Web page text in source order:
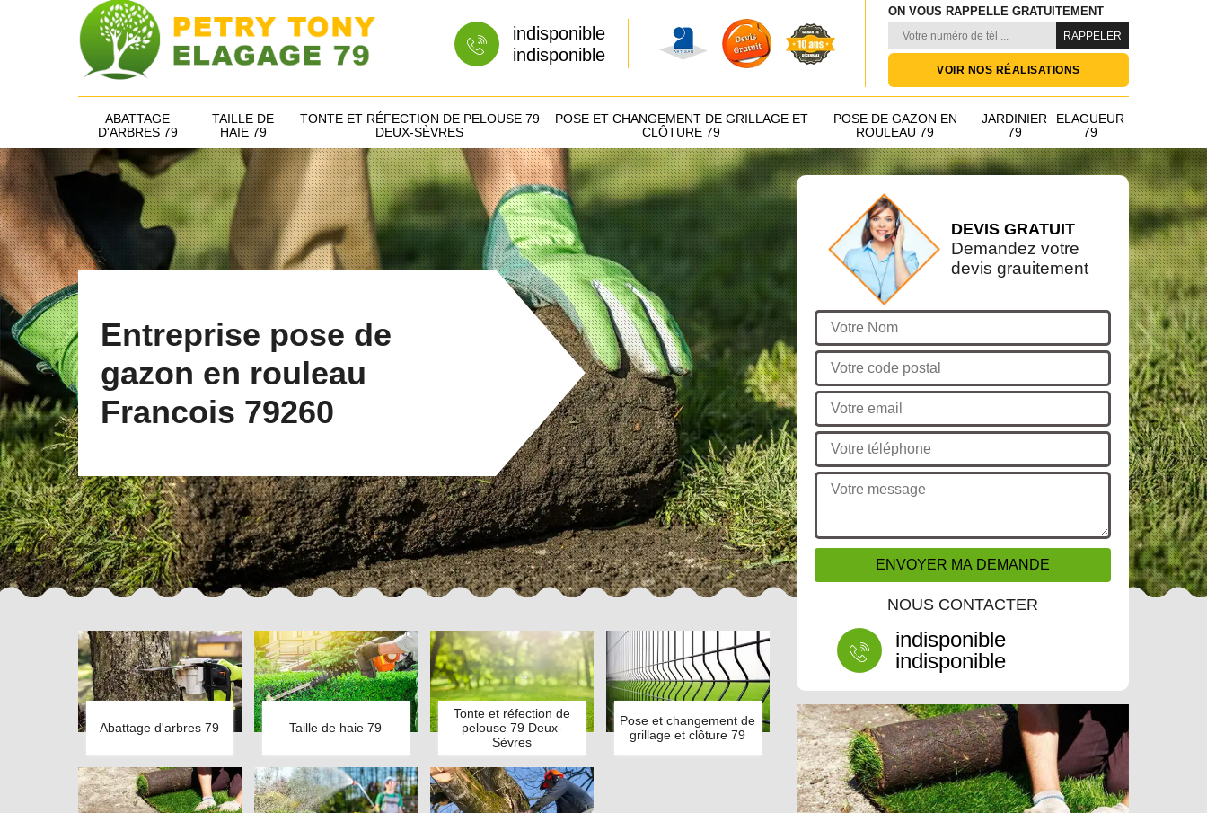
indisponible
indisponible
ON VOUS RAPPELLE GRATUITEMENT
VOIR NOS RÉALISATIONS
ABATTAGE
D'ARBRES 79
TAILLE DE
HAIE 79
TONTE ET RÉFECTION DE PELOUSE 79
DEUX-SÈVRES
POSE ET CHANGEMENT DE GRILLAGE ET
CLÔTURE 79
POSE DE GAZON EN
ROULEAU 79
JARDINIER
79
ELAGUEUR
79
Entreprise pose de
gazon en rouleau
Francois 79260
Abattage d'arbres 79 Taille de haie 79
Tonte et réfection de
pelouse 79 Deux-
Sèvres
Pose et changement de
grillage et clôture 79
DEVIS GRATUIT
Demandez votre
devis grauitement
NOUS CONTACTER
indisponible
indisponible